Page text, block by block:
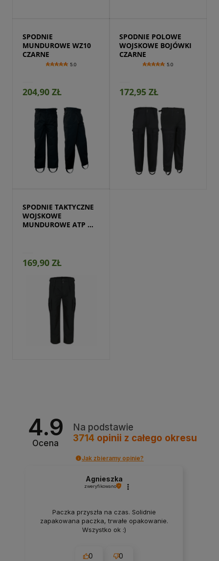
SPODNIE
MUNDUROWE WZ10
CZARNE
5.0
204,90 ZŁ
SPODNIE POLOWE
WOJSKOWE BOJÓWKI
CZARNE
5.0
172,95 ZŁ
Przejdź do produktu
SPODNIE TAKTYCZNE
WOJSKOWE
MUNDUROWE ATP
169,90 ZŁ
4.9
Ocena
Na podstawie
3714opinii z całego okresu
Jak zbieramy opinie?
Agnieszka
zweryfikowano
Paczka przyszła na czas. Solidnie
zapakowana paczka, trwałe opakowanie.
Wszystko ok :)
0 0